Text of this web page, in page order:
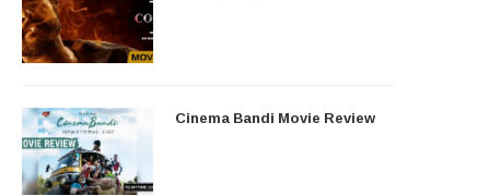
Cinema Bandi Movie Review